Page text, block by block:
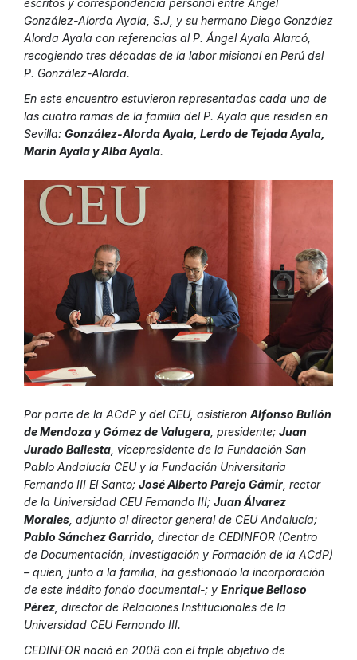
González-Alorda Ayala, S.J, y su hermano Diego González
Alorda Ayala con referencias al P. Ángel Ayala Alarcó,
recogiendo tres décadas de la labor misional en Perú del
P. González-Alorda.
En este encuentro estuvieron representadas cada una de
las cuatro ramas de la familia del P. Ayala que residen en
Sevilla: González-Alorda Ayala, Lerdo de Tejada Ayala,
Marín Ayala y Alba Ayala.
Por parte de la ACdP y del CEU, asistieron Alfonso Bullón
de Mendoza y Gómez de Valugera, presidente; Juan
Jurado Ballesta, vicepresidente de la Fundación San
Pablo Andalucía CEU y la Fundación Universitaria
Fernando III El Santo; José Alberto Parejo Gámir, rector
de la Universidad CEU Fernando III; Juan Álvarez
Morales, adjunto al director general de CEU Andalucía;
Pablo Sánchez Garrido, director de CEDINFOR (Centro
de Documentación, Investigación y Formación de la ACdP)
– quien, junto a la familia, ha gestionado la incorporación
de este inédito fondo documental-; y Enrique Belloso
Pérez, director de Relaciones Institucionales de la
Universidad CEU Fernando III.
CEDINFOR nació en 2008 con el triple objetivo de